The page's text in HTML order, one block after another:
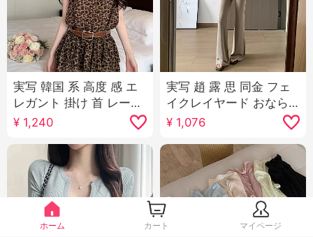
実写 韓国 系 高度 感 エ
レガント 掛け 首 レース
アップ セクシー レース
デザイン 感 ウエストシ
ェイプ ノースリーブ ミ
ニスカート
¥ 1,240
実写 趙 露 思 同金 フェ
イクレイヤード おなら
カーテン マイクロ 辛い
ズボン 女性 夏 ハイウエ
スト スリム効果 カジュ
アル スポーツ ラッパパ
ンツ女
¥ 1,076
ホーム カート マイページ